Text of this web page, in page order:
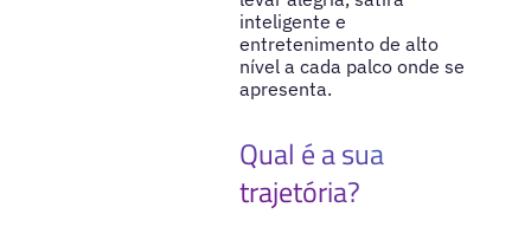
inteligente e
entretenimento de alto
nível a cada palco onde se
apresenta.
Qual é a sua
trajetória?